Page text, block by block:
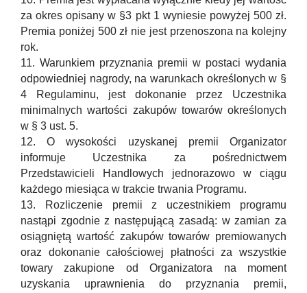
za okres opisany w §3 pkt 1 wyniesie powyżej 500 zł.
Premia poniżej 500 zł nie jest przenoszona na kolejny
rok.
11. Warunkiem przyznania premii w postaci wydania
odpowiedniej nagrody, na warunkach określonych w §
4 Regulaminu, jest dokonanie przez Uczestnika
minimalnych wartości zakupów towarów określonych
w § 3 ust. 5.
12. O wysokości uzyskanej premii Organizator
informuje Uczestnika za pośrednictwem
Przedstawicieli Handlowych jednorazowo w ciągu
każdego miesiąca w trakcie trwania Programu.
13. Rozliczenie premii z uczestnikiem programu
nastąpi zgodnie z następującą zasadą: w zamian za
osiągniętą wartość zakupów towarów premiowanych
oraz dokonanie całościowej płatności za wszystkie
towary zakupione od Organizatora na moment
uzyskania uprawnienia do przyznania premii,